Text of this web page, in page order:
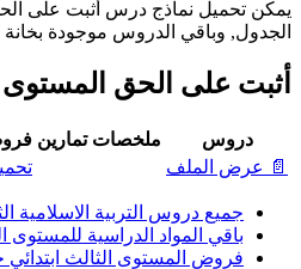
يمكن تحميل نماذج درس أثبت على
الجدول, وباقي الدروس موجودة
أثبت على الحق المستوى
دروس ملخصات تمارين
📄 عرض الملف
جميع دروس التربية الاسلامية
باقي المواد الدراسية للمستوى
فروض المستوى الثالث